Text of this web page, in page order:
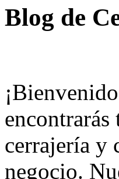
Blog de
encontrarás
cerrajería y
negocio.